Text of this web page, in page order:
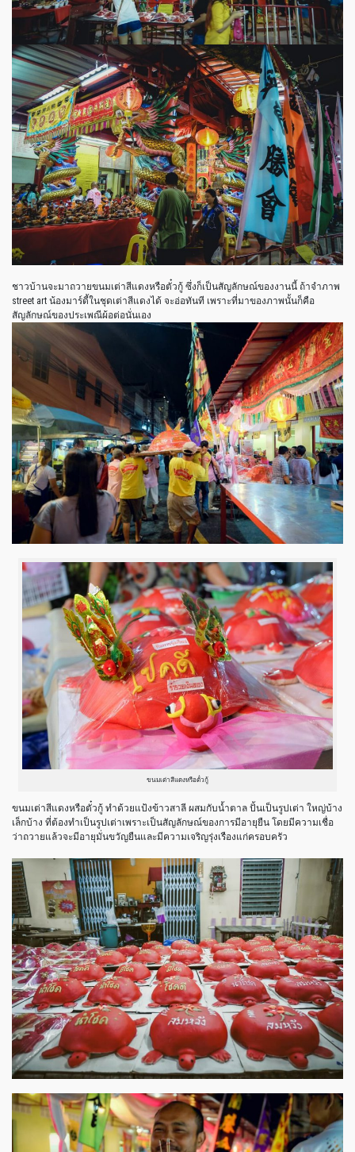
ชาวบ้านจะมาถวายขนมเต่าสีแดงหรือตั๋วกู้ ซึ่งก็เป็นสัญลักษณ์ของงานนี้ ถ้าจำภาพ
street art น้องมาร์ดี้ในชุดเต่าสีแดงได้ จะอ่อทันที เพราะที่มาของภาพนั้นก็คือ
สัญลักษณ์ของประเพณีผ้อต่อนั่นเอง
ขนมเต่าสีแดงหรือตั๋วกู้
ขนมเต่าสีแดงหรือตั๋วกู้ ทำด้วยแป้งข้าวสาลี ผสมกับน้ำตาล ปั้นเป็นรูปเต่า ใหญ่บ้าง
เล็กบ้าง ที่ต้องทำเป็นรูปเต่าเพราะเป็นสัญลักษณ์ของการมีอายุยืน โดยมีความเชื่อ
ว่าถวายแล้วจะมีอายุมั่นขวัญยืนและมีความเจริญรุ่งเรืองแก่ครอบครัว